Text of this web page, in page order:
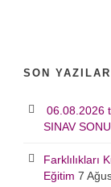
SON YAZILAR
06.08.2026
SINAV
Farklılıkları
Eğitim 7